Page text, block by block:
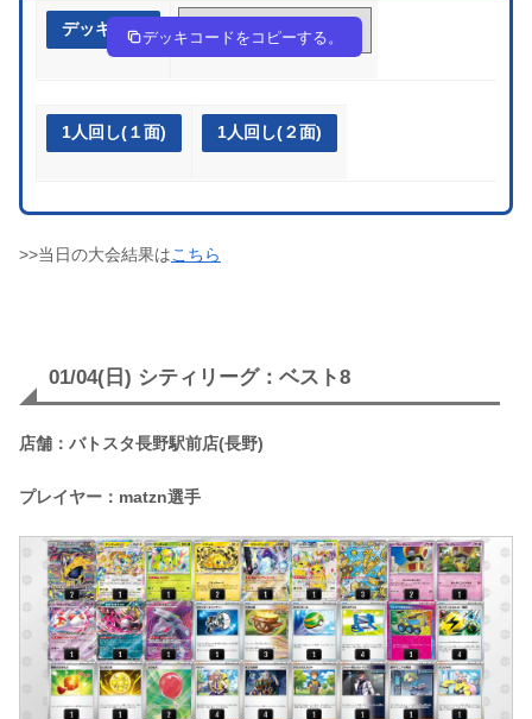
デッキ作成 5kfVFF-zuFPvt-FbVkwV
デッキコードをコピーする。
1人回し(１面) 1人回し(２面)
>>当日の大会結果はこちら
01/04(日) シティリーグ：ベスト8
店舗：バトスタ長野駅前店(長野)
プレイヤー：matzn選手